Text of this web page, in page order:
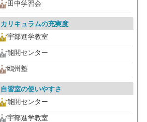
田中学習会
カリキュラムの充実度
宇部進学教室
能開センター
鴎州塾
自習室の使いやすさ
能開センター
宇部進学教室